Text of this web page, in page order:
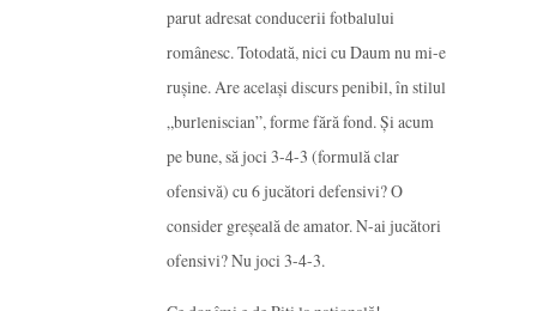
parut adresat conducerii fotbalului
românesc. Totodată, nici cu Daum nu mi-e
rușine. Are același discurs penibil, în stilul
„burleniscian”, forme fără fond. Și acum
pe bune, să joci 3-4-3 (formulă clar
ofensivă) cu 6 jucători defensivi? O
consider greșeală de amator. N-ai jucători
ofensivi? Nu joci 3-4-3.